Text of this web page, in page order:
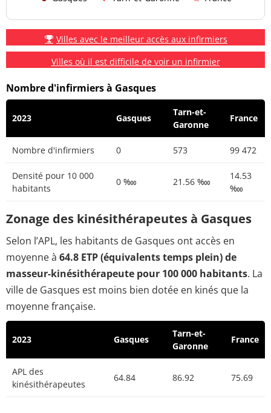
Villes avec le meilleur accès aux infirmiers
Villes où il est difficile de voir un infirmier
Nombre d'infirmiers à Gasques
2023 Gasques
Tarn-et-
Garonne
France
Nombre d'infirmiers 0 573 99 472
Densité pour 10 000
habitants
0 ‱ 21.56 ‱
14.53
‱
Zonage des kinésithérapeutes à Gasques
Selon l’APL, les habitants de Gasques ont accès en
moyenne à 64.8 ETP (équivalents temps plein) de
masseur-kinésithérapeute pour 100 000 habitants. La
ville de Gasques est moins bien dotée en kinés que la
moyenne française.
2023 Gasques
Tarn-et-
Garonne
France
APL des
kinésithérapeutes
64.84 86.92 75.69